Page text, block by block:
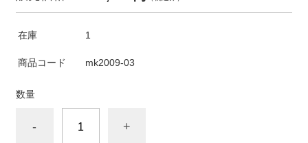
在庫 1
商品コード mk2009-03
数量
- +